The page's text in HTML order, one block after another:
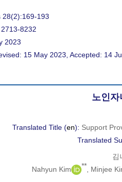
28(2):169-193
8232
2023
15 May 2023, Accepted: 14
노인
Translated Title (en): Support
Translated
김
Nahyun Kim
** , Minjee